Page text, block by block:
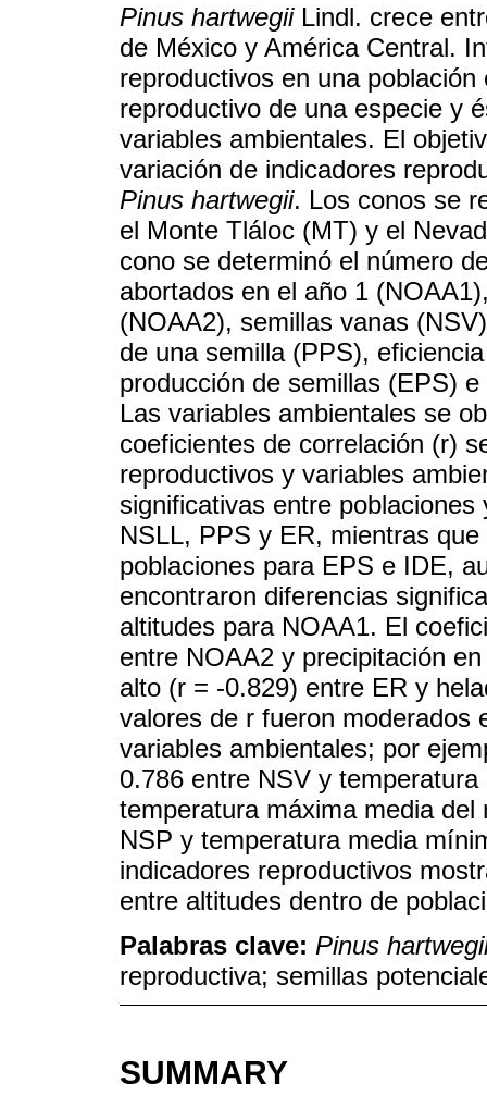
Pinus hartwegiiLindl. crece
de México y América Central.
reproductivos en una
reproductivo de una especie y
variables ambientales. El
variación de indicadores
Pinus hartwegii. Los conos se
el Monte Tláloc (MT) y el
cono se determinó el número
abortados en el año 1
(NOAA2), semillas vanas
de una semilla (PPS),
producción de semillas (EPS)
Las variables ambientales se
coeficientes de correlación (r)
reproductivos y variables
significativas entre
NSLL, PPS y ER, mientras
poblaciones para EPS e IDE,
encontraron diferencias
altitudes para NOAA1. El
entre NOAA2 y precipitación
alto (r = -0.829) entre ER y
valores de r fueron moderados
variables ambientales; por
0.786 entre NSV y
temperatura máxima media
NSP y temperatura media
indicadores reproductivos
entre altitudes dentro de
Palabras clave: Pinus
reproductiva; semillas
SUMMARY